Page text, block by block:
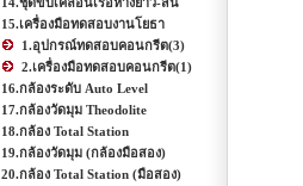
15.เครื่องมือทดสอบงานโยธา
1.อุปกรณ์ทดสอบคอนกรีต(3)
2.เครื่องมือทดสอบคอนกรีต(1)
16.กล้องระดับ Auto Level
17.กล้องวัดมุม Theodolite
18.กล้อง Total Station
19.กล้องวัดมุม (กล้องมือสอง)
20.กล้อง Total Station (มือสอง)